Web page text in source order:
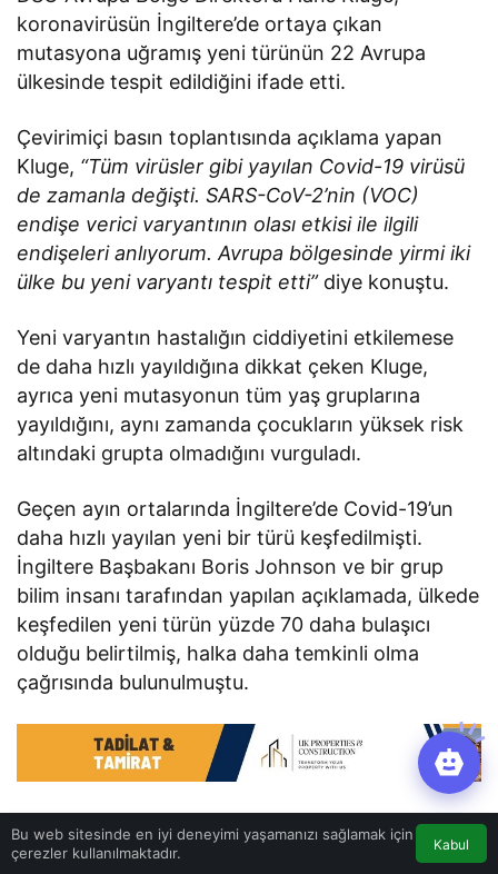
koronavirüsün İngiltere’de ortaya çıkan
mutasyona uğramış yeni türünün 22 Avrupa
ülkesinde tespit edildiğini ifade etti.
Çevirimiçi basın toplantısında açıklama yapan
Kluge, “Tüm virüsler gibi yayılan Covid-19 virüsü
de zamanla değişti. SARS-CoV-2’nin (VOC)
endişe verici varyantının olası etkisi ile ilgili
endişeleri anlıyorum. Avrupa bölgesinde yirmi iki
ülke bu yeni varyantı tespit etti”diye konuştu.
Yeni varyantın hastalığın ciddiyetini etkilemese
de daha hızlı yayıldığına dikkat çeken Kluge,
ayrıca yeni mutasyonun tüm yaş gruplarına
yayıldığını, aynı zamanda çocukların yüksek risk
altındaki grupta olmadığını vurguladı.
Geçen ayın ortalarında İngiltere’de Covid-19’un
daha hızlı yayılan yeni bir türü keşfedilmişti.
İngiltere Başbakanı Boris Johnson ve bir grup
bilim insanı tarafından yapılan açıklamada, ülkede
keşfedilen yeni türün yüzde 70 daha bulaşıcı
olduğu belirtilmiş, halka daha temkinli olma
çağrısında bulunulmuştu.
Bu web sitesinde en iyi deneyimi yaşamanızı sağlamak için
çerezler kullanılmaktadır.
Kabul